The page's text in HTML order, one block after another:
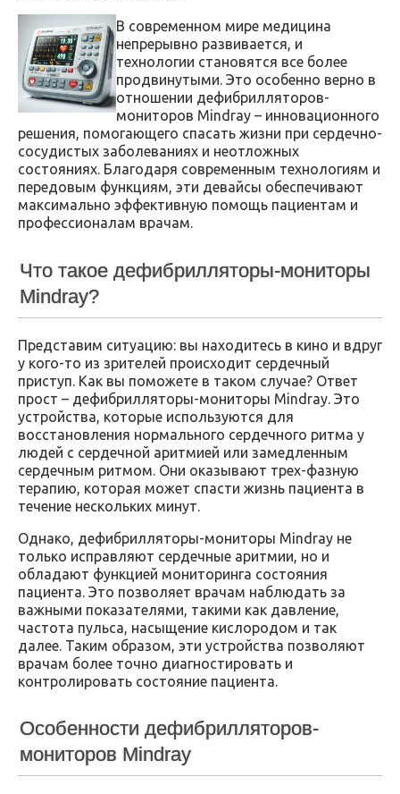
В современном мире медицина
непрерывно развивается, и
технологии становятся все более
продвинутыми. Это особенно верно в
отношении дефибрилляторов-
мониторов Mindray – инновационного
решения, помогающего спасать жизни при сердечно-
сосудистых заболеваниях и неотложных
состояниях. Благодаря современным технологиям и
передовым функциям, эти девайсы обеспечивают
максимально эффективную помощь пациентам и
профессионалам врачам.
Что такое дефибрилляторы-мониторы
Mindray?
Представим ситуацию: вы находитесь в кино и вдруг
у кого-то из зрителей происходит сердечный
приступ. Как вы поможете в таком случае? Ответ
прост – дефибрилляторы-мониторы Mindray. Это
устройства, которые используются для
восстановления нормального сердечного ритма у
людей с сердечной аритмией или замедленным
сердечным ритмом. Они оказывают трех-фазную
терапию, которая может спасти жизнь пациента в
течение нескольких минут.
Однако, дефибрилляторы-мониторы Mindray не
только исправляют сердечные аритмии, но и
обладают функцией мониторинга состояния
пациента. Это позволяет врачам наблюдать за
важными показателями, такими как давление,
частота пульса, насыщение кислородом и так
далее. Таким образом, эти устройства позволяют
врачам более точно диагностировать и
контролировать состояние пациента.
Особенности дефибрилляторов-
мониторов Mindray